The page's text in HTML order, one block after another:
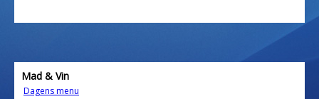
Mad & Vin
Dagens menu